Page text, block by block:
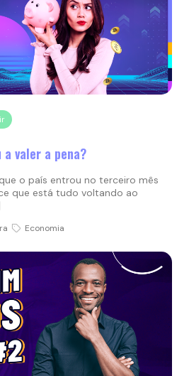
a valer a pena?
o país entrou no terceiro mês
que está tudo voltando ao
Economia